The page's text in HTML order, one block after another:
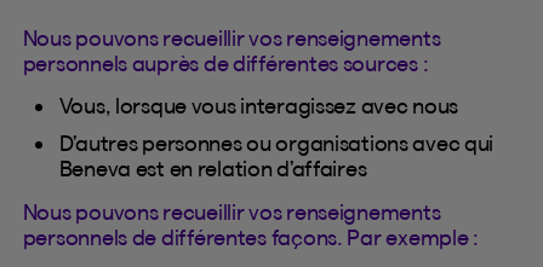
Nous pouvons recueillir vos renseignements
personnels auprès de différentes sources :
Vous, lorsque vous interagissez avec nous
D’autres personnes ou organisations avec qui
Beneva est en relation d’affaires
Nous pouvons recueillir vos renseignements
personnels de différentes façons. Par exemple :